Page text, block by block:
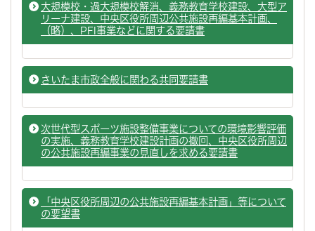
大規模校・過大規模校解消、義務教育学校建設、大型ア
リーナ建設、中央区役所周辺公共施設再編基本計画、
（略）、PFI事業などに関する要請書
さいたま市政全般に関わる共同要請書
次世代型スポーツ施設整備事業についての環境影響評価
の実施、義務教育学校建設計画の撤回、中央区役所周辺
の公共施設再編事業の見直しを求める要請書
「中央区役所周辺の公共施設再編基本計画」等について
の要望書